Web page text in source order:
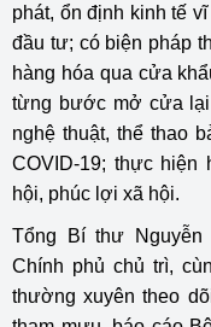
phát, ổn định kinh tế
đầu tư; có biện pháp
hàng hóa qua cửa
từng bước mở cửa lại
nghệ thuật, thể thao
COVID-19; thực hiện
hội, phúc lợi xã hội.
Tổng Bí thư
Chính phủ chủ trì,
thường xuyên theo